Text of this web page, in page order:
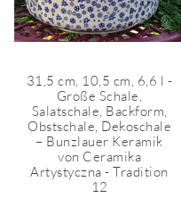
31,5 cm, 10,5 cm, 6,6 l -
Große Schale,
Salatschale, Backform,
Obstschale, Dekoschale
– Bunzlauer Keramik
von Ceramika
Artystyczna - Tradition
12